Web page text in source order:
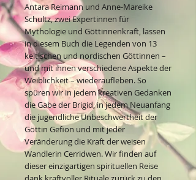
Antara Reimann und Anne-Mareike
Schultz, zwei Expertinnen für
Mythologie und Göttinnenkraft, lassen
in diesem Buch die Legenden von 13
keltischen und nordischen Göttinnen –
und mit ihnen verschiedene Aspekte der
Weiblichkeit – wiederaufleben. So
spüren wir in jedem kreativen Gedanken
die Gabe der Brigid, in jedem Neuanfang
die jugendliche Unbeschwertheit der
Göttin Gefion und mit jeder
Veränderung die Kraft der weisen
Wandlerin Cerridwen. Wir finden auf
dieser einzigartigen spirituellen Reise